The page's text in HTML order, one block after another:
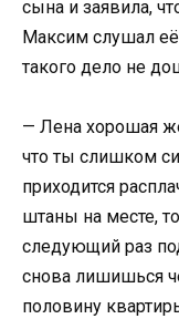
сына и заявила,
Максим слушал
такого дело не
— Лена хорошая
что ты слишком
приходится
штаны на месте,
следующий раз
снова лишишься
половину